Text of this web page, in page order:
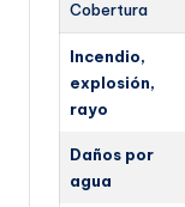
Cobertura
Incendio,
explosión,
rayo
Daños por
agua